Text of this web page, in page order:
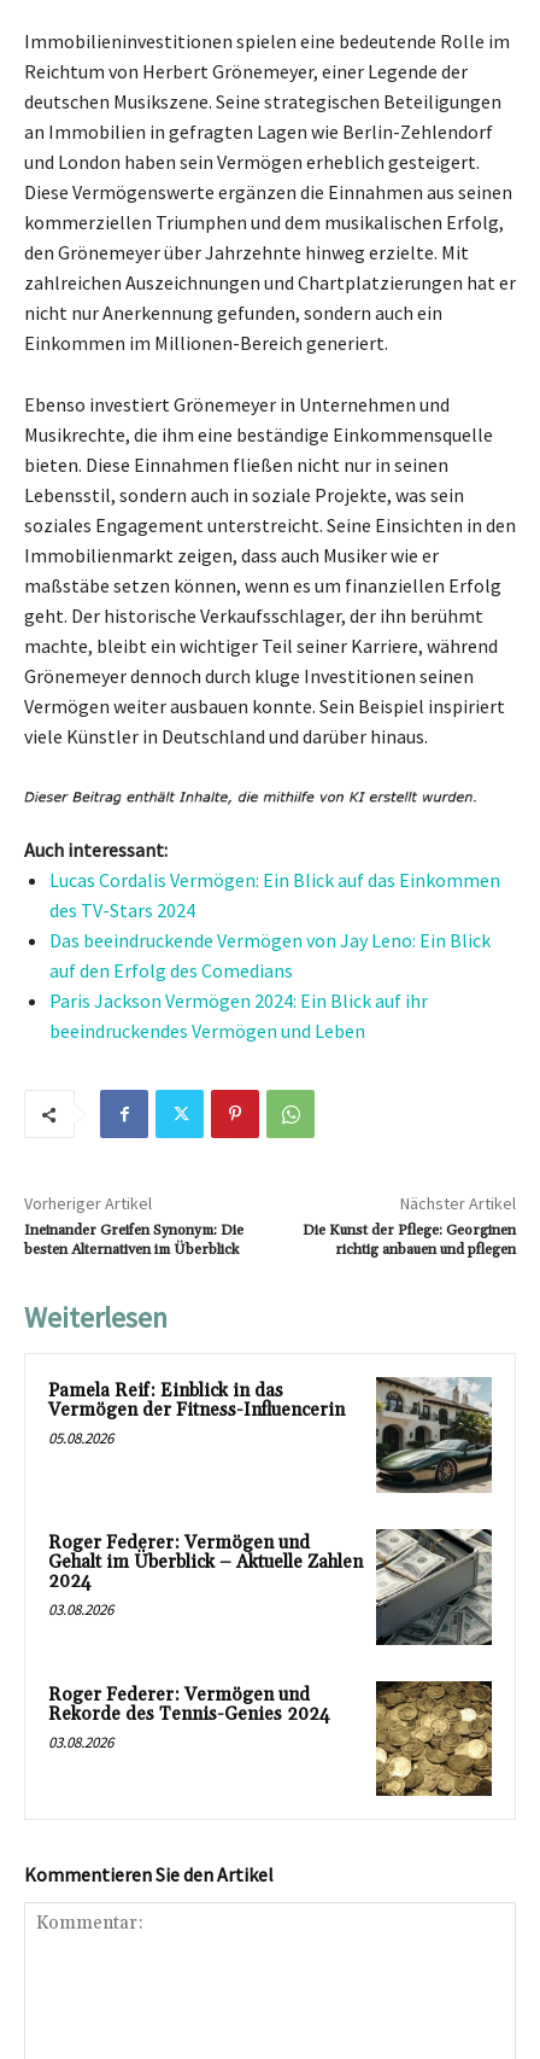
Immobilieninvestitionen spielen eine bedeutende Rolle im
Reichtum von Herbert Grönemeyer, einer Legende der
deutschen Musikszene. Seine strategischen Beteiligungen
an Immobilien in gefragten Lagen wie Berlin-Zehlendorf
und London haben sein Vermögen erheblich gesteigert.
Diese Vermögenswerte ergänzen die Einnahmen aus seinen
kommerziellen Triumphen und dem musikalischen Erfolg,
den Grönemeyer über Jahrzehnte hinweg erzielte. Mit
zahlreichen Auszeichnungen und Chartplatzierungen hat er
nicht nur Anerkennung gefunden, sondern auch ein
Einkommen im Millionen-Bereich generiert.
Ebenso investiert Grönemeyer in Unternehmen und
Musikrechte, die ihm eine beständige Einkommensquelle
bieten. Diese Einnahmen fließen nicht nur in seinen
Lebensstil, sondern auch in soziale Projekte, was sein
soziales Engagement unterstreicht. Seine Einsichten in den
Immobilienmarkt zeigen, dass auch Musiker wie er
maßstäbe setzen können, wenn es um finanziellen Erfolg
geht. Der historische Verkaufsschlager, der ihn berühmt
machte, bleibt ein wichtiger Teil seiner Karriere, während
Grönemeyer dennoch durch kluge Investitionen seinen
Vermögen weiter ausbauen konnte. Sein Beispiel inspiriert
viele Künstler in Deutschland und darüber hinaus.
Auch interessant:
Lucas Cordalis Vermögen: Ein Blick auf das Einkommen
des TV-Stars 2024
Das beeindruckende Vermögen von Jay Leno: Ein Blick
auf den Erfolg des Comedians
Paris Jackson Vermögen 2024: Ein Blick auf ihr
beeindruckendes Vermögen und Leben
Vorheriger Artikel
Ineinander Greifen Synonym: Die
besten Alternativen im Überblick
Nächster Artikel
Die Kunst der Pflege: Georginen
richtig anbauen und pflegen
Weiterlesen
Pamela Reif: Einblick in das
Vermögen der Fitness-Influencerin
05.08.2026
Roger Federer: Vermögen und
Gehalt im Überblick – Aktuelle Zahlen
2024
03.08.2026
Roger Federer: Vermögen und
Rekorde des Tennis-Genies 2024
03.08.2026
Kommentieren Sie den Artikel